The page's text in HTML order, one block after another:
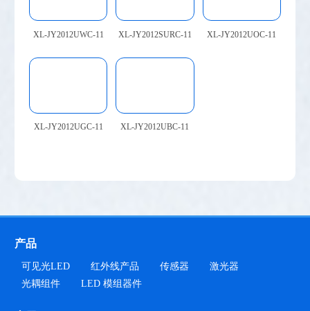
XL-JY2012UWC-11 XL-JY2012SURC-11 XL-JY2012UOC-11
XL-JY2012UGC-11 XL-JY2012UBC-11
产品
可见光LED 红外线产品 传感器
激光器
光耦组件
LED 模组器件
欢迎来到本网站，请问有什么可以帮您？